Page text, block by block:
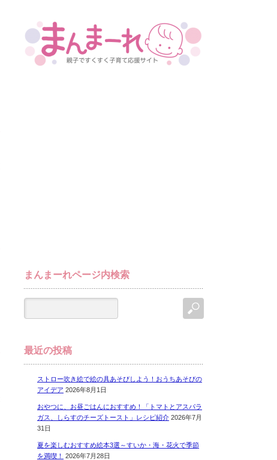
まんまーれページ内検索
最近の投稿
ストロー吹き絵で絵の具あそびしよう！おうちあそびの
アイデア 2026年8月1日
おやつに、お昼ごはんにおすすめ！「トマトとアスパラ
ガス、しらすのチーズトースト」レシピ紹介 2026年7月
31日
夏を楽しむおすすめ絵本3選～すいか・海・花火で季節
を満喫！
2026年7月28日